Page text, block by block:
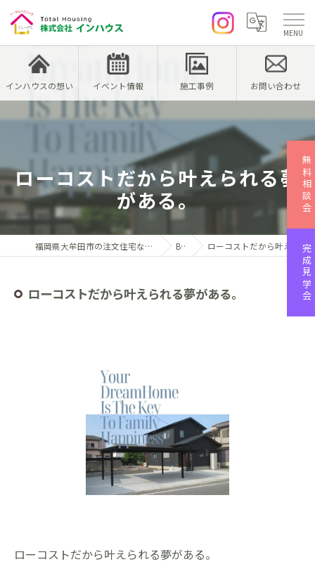
インハウスの想い イベント情報 施工事例 お問い合わせ
ローコストだから叶えられる夢
がある。
福岡県大牟田市の注文住宅なら株式会社インハウス Blog ローコストだから叶えられる夢がある。
ローコストだから叶えられる夢がある。
ローコストだから叶えられる夢がある。
無料相談会
完成見学会